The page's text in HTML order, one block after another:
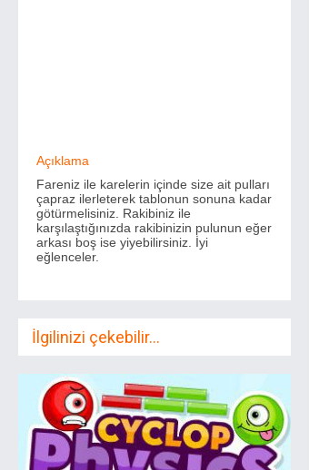
Açıklama
Fareniz ile karelerin içinde size ait pulları
çapraz ilerleterek tablonun sonuna kadar
götürmelisiniz. Rakibiniz ile
karşılaştığınızda rakibinizin pulunun eğer
arkası boş ise yiyebilirsiniz. İyi
eğlenceler.
İlgilinizi çekebilir...